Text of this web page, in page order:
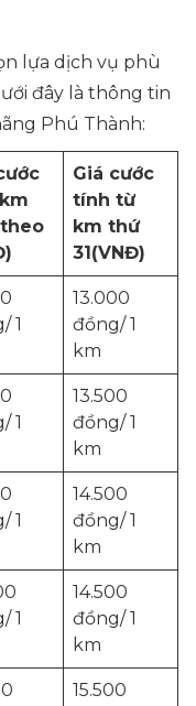
lựa dịch vụ phù
đây là thông tin
Phú Thành:
Giá cước
tính từ
km thứ
31(VNĐ)
1
13.000
đồng/ 1
km
1
13.500
đồng/ 1
km
1
14.500
đồng/ 1
km
1
14.500
đồng/ 1
km
15.500